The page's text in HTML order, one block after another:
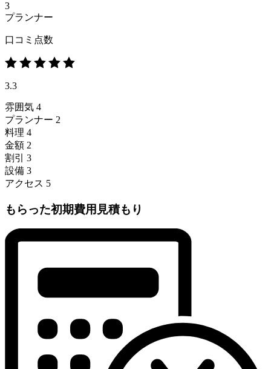
3
プランナー
口コミ点数
3.3
雰囲気 4
プランナー 2
料理 4
金額 2
割引
3
設備 3
アクセス 5
もらった初期費用見積もり